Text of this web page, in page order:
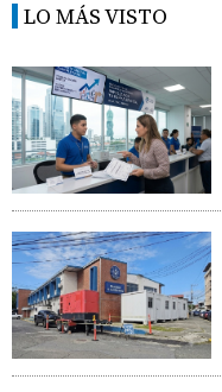
LO MÁS VISTO